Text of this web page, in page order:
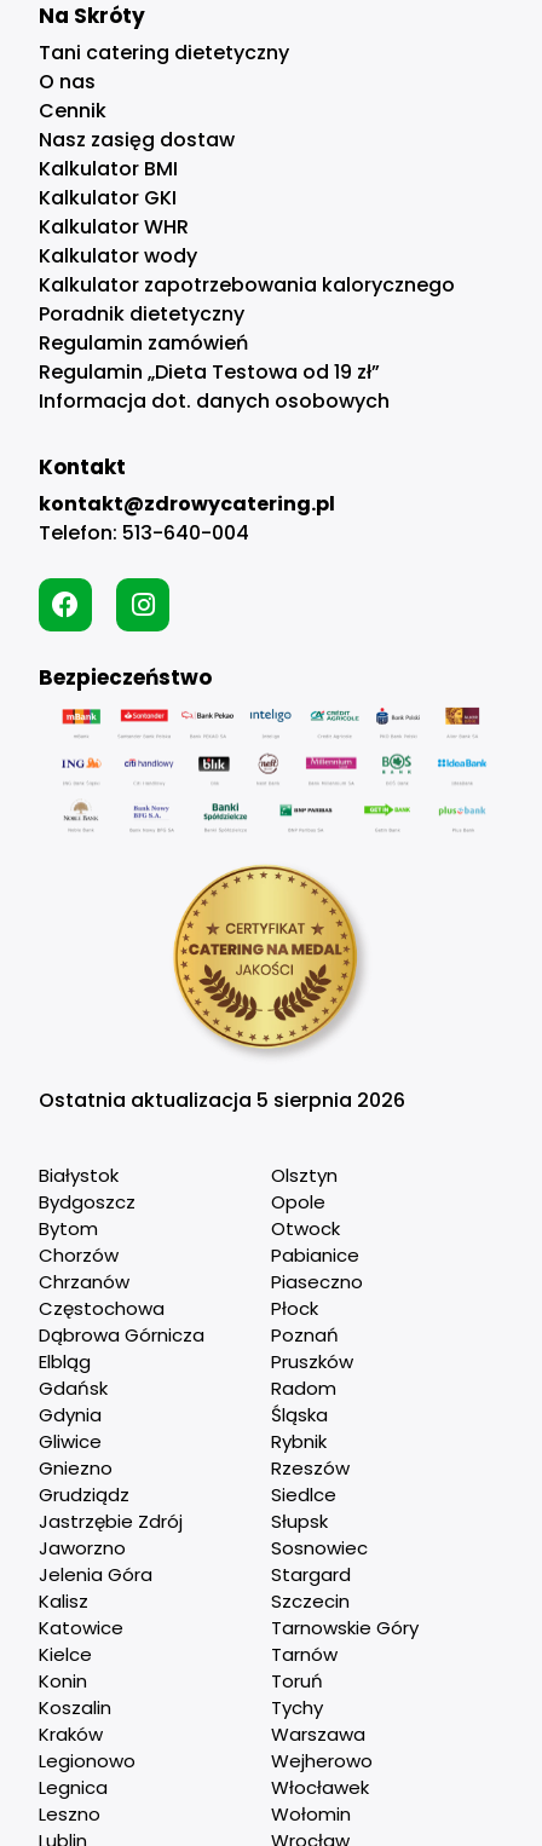
Na Skróty
Tani catering dietetyczny
O nas
Cennik
Nasz zasięg dostaw
Kalkulator BMI
Kalkulator GKI
Kalkulator WHR
Kalkulator wody
Kalkulator zapotrzebowania kalorycznego
Poradnik dietetyczny
Regulamin zamówień
Regulamin „Dieta Testowa od 19 zł”
Informacja dot. danych osobowych
Kontakt
kontakt@zdrowycatering.pl
Telefon: 513-640-004
Bezpieczeństwo
Ostatnia aktualizacja 5 sierpnia 2026
Białystok
Bydgoszcz
Bytom
Chorzów
Chrzanów
Częstochowa
Dąbrowa Górnicza
Elbląg
Gdańsk
Gdynia
Gliwice
Gniezno
Grudziądz
Jastrzębie Zdrój
Jaworzno
Jelenia Góra
Kalisz
Katowice
Kielce
Konin
Koszalin
Kraków
Legionowo
Legnica
Leszno
Lublin
Olsztyn
Opole
Otwock
Pabianice
Piaseczno
Płock
Poznań
Pruszków
Radom
Śląska
Rybnik
Rzeszów
Siedlce
Słupsk
Sosnowiec
Stargard
Szczecin
Tarnowskie Góry
Tarnów
Toruń
Tychy
Warszawa
Wejherowo
Włocławek
Wołomin
Wrocław